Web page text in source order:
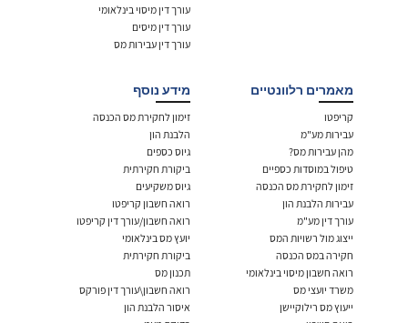
עורך דין מיסוי בינלאומי
עורך דין מיסים
עורך דין עבירות מס
מאמרים רלוונטיים
קריפטו
עבירות מע"מ
מהן עבירות מס?
טיפול במוסדות כספיים
זימון לחקירת מס הכנסה
עבירות הלבנת הון
עורך דין מע"מ
ייצוג מול רשויות המס
חקירה במס הכנסה
רואה חשבון מיסוי בינלאומי
משרד יועצי מס
ייעוץ מס רילוקיישן
מידע נוסף
זימון לחקירת מס הכנסה
הלבנת הון
גיוס כספים
ביקורת חקירתית
גיוס משקיעים
רואה חשבון קריפטו
רואה חשבון/עורך דין קריפטו
יועץ מס בינלאומי
ביקורת חקירתית
תכנון מס
רואה חשבון\עורך דין פורקס
איסור הלבנת הון